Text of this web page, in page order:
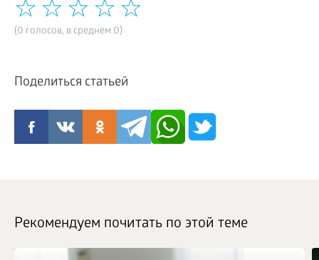
(0 голосов, в среднем 0)
Поделиться статьей
Рекомендуем почитать по этой теме